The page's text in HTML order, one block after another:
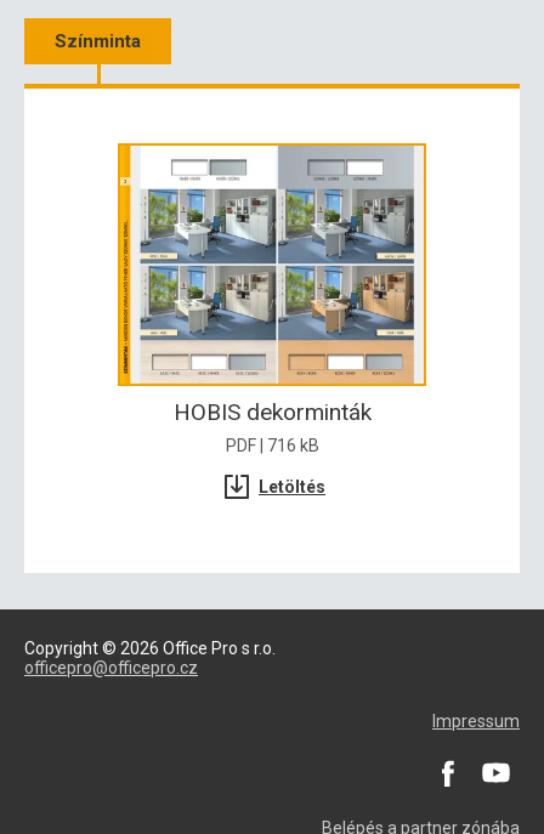
Színminta
HOBIS dekorminták
PDF | 716 kB
Letöltés
Copyright © 2026 Office Pro s r.o.
officepro@officepro.cz
Impressum
Belépés a partner zónába